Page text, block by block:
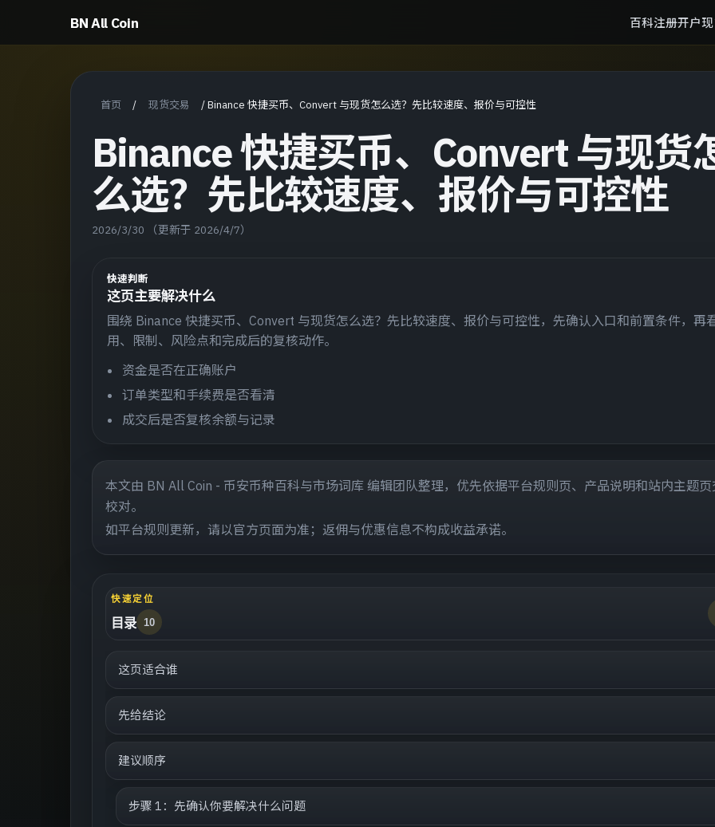
BN All Coin 百科注册开户
首页 / 现货交易 /Binance 快捷买币、Convert 与现货怎么选？先比较速度、报价与可控性
Binance 快捷买币、Convert 与现货
么选？先比较速度、报价与可控性
2026/3/30 （更新于 2026/4/7）
快速判断
这页主要解决什么
围绕 Binance 快捷买币、Convert 与现货怎么选？先比较速度、报价与可控性，先确认入口和前置条件，再
用、限制、风险点和完成后的复核动作。
资金是否在正确账户
订单类型和手续费是否看清
成交后是否复核余额与记录
本文由 BN All Coin - 币安币种百科与市场词库 编辑团队整理，优先依据平台规则页、产品说明和站内主题页
校对。
如平台规则更新，请以官方页面为准；返佣与优惠信息不构成收益承诺。
快速定位
目录 10
这页适合谁
先给结论
建议顺序
步骤 1：先确认你要解决什么问题